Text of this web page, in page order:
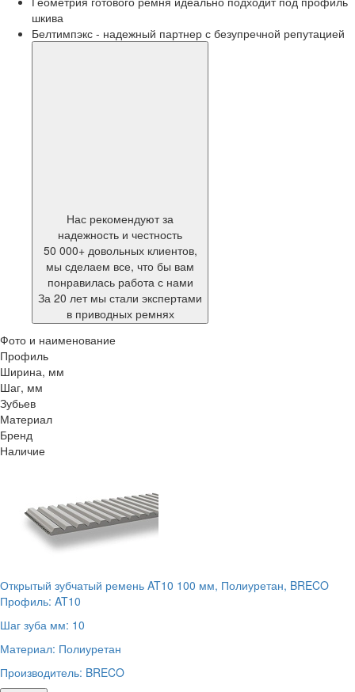
шкива
Белтимпэкс - надежный партнер с безупречной репутацией
Нас рекомендуют за
надежность и честность
50 000+ довольных клиентов,
мы сделаем все, что бы вам
понравилась работа с нами
За 20 лет мы стали экспертами
в приводных ремнях
Фото и наименование
Профиль
Ширина, мм
Шаг, мм
Зубьев
Материал
Бренд
Наличие
Открытый зубчатый ремень AT10 100 мм, Полиуретан, BRECO
Профиль: AT10
Шаг зуба мм: 10
Материал: Полиуретан
Производитель: BRECO